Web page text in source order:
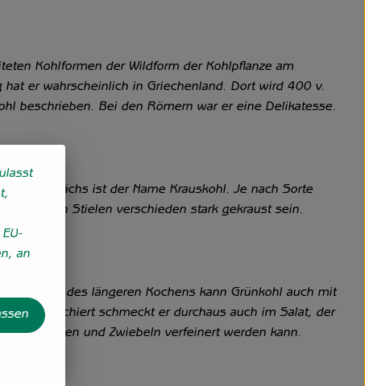
Kohlformen der Wildform der Kohlpflanze am
hat er wahrscheinlich in Griechenland. Dort wird 400 v.
beschrieben. Bei den Römern war er eine Delikatesse.
Gewächs ist der Name Krauskohl. Je nach Sorte
grünen Stielen verschieden stark gekraust sein.
Rezeptur des längeren Kochens kann Grünkohl auch mit
Blanchiert schmeckt er durchaus auch im Salat, der
Schinken und Zwiebeln verfeinert werden kann.
an